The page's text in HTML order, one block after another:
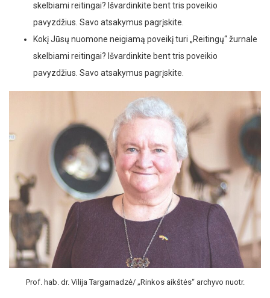
skelbiami reitingai? Išvardinkite bent tris poveikio
pavyzdžius. Savo atsakymus pagrįskite.
Kokį Jūsų nuomone neigiamą poveikį turi „Reitingų“ žurnale
skelbiami reitingai? Išvardinkite bent tris poveikio
pavyzdžius. Savo atsakymus pagrįskite.
Prof. hab. dr. Vilija Targamadzė/ „Rinkos aikštės“ archyvo nuotr.